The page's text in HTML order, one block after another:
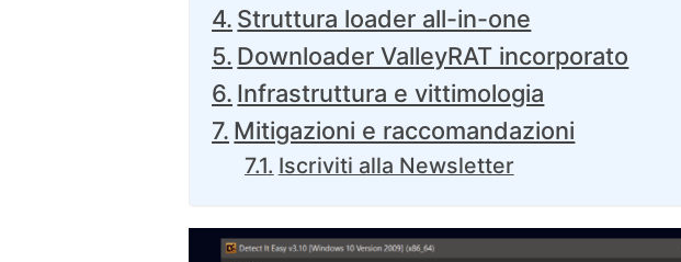
Struttura loader all-in-one
Downloader ValleyRAT incorporato
Infrastruttura e vittimologia
Mitigazioni e raccomandazioni
Iscriviti alla Newsletter